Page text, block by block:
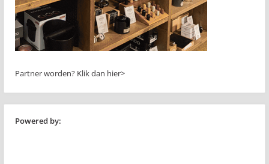
Partner worden? Klik dan hier>
Powered by: